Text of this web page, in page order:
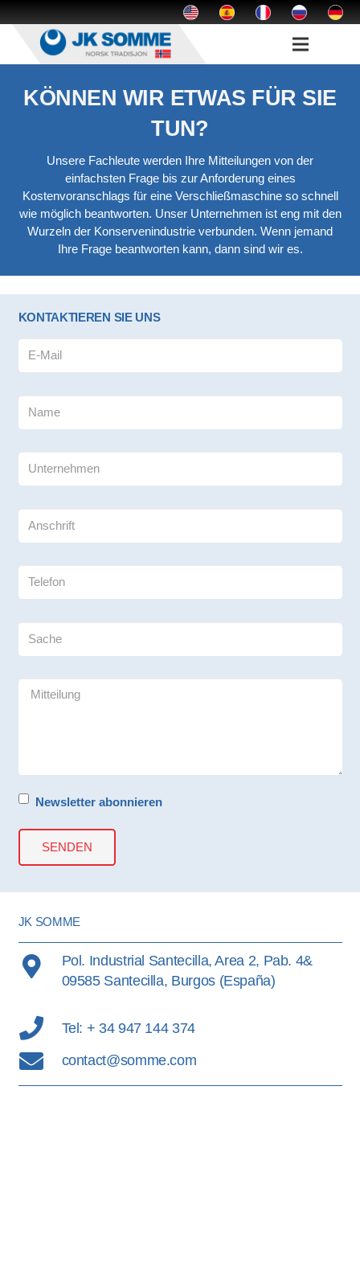
KÖNNEN WIR ETWAS FÜR SIE
TUN?
Unsere Fachleute werden Ihre Mitteilungen von der
einfachsten Frage bis zur Anforderung eines
Kostenvoranschlags für eine Verschließmaschine so schnell
wie möglich beantworten. Unser Unternehmen ist eng mit den
Wurzeln der Konservenindustrie verbunden. Wenn jemand
Ihre Frage beantworten kann, dann sind wir es.
KONTAKTIEREN SIE UNS
Newsletter abonnieren
JK SOMME
Pol. Industrial Santecilla, Area 2, Pab. 4&
09585 Santecilla, Burgos (España)
Tel: + 34 947 144 374
contact@somme.com